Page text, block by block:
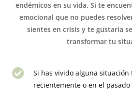
endémicos en su vida. Si te
emocional que no puedes
sientes en crisis y te gustaría
transformar tu
Si has vivido alguna situación
recientemente o en el